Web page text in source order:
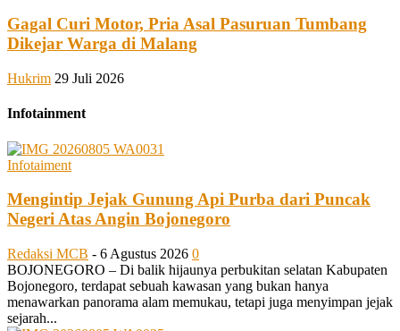
Gagal Curi Motor, Pria Asal Pasuruan Tumbang
Dikejar Warga di Malang
Hukrim 29 Juli 2026
Infotainment
Infotaiment
Mengintip Jejak Gunung Api Purba dari Puncak
Negeri Atas Angin Bojonegoro
Redaksi MCB - 6 Agustus 2026 0
BOJONEGORO – Di balik hijaunya perbukitan selatan Kabupaten
Bojonegoro, terdapat sebuah kawasan yang bukan hanya
menawarkan panorama alam memukau, tetapi juga menyimpan jejak
sejarah...